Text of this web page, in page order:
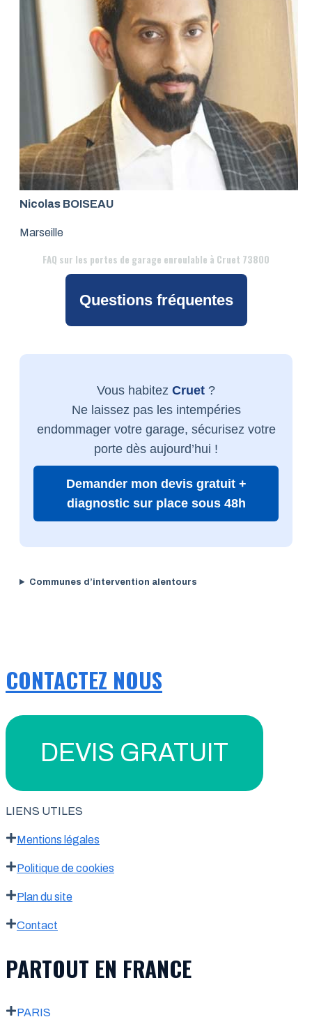
Nicolas BOISEAU
Marseille
FAQ sur les portes de garage enroulable à Cruet 73800
Questions fréquentes
Vous habitez Cruet ?
Ne laissez pas les intempéries
endommager votre garage, sécurisez votre
porte dès aujourd’hui !
Demander mon devis gratuit +
diagnostic sur place sous 48h
Communes d’intervention alentours
CONTACTEZ NOUS
DEVIS GRATUIT
LIENS UTILES
Mentions légales
Politique de cookies
Plan du site
Contact
PARTOUT EN FRANCE
PARIS